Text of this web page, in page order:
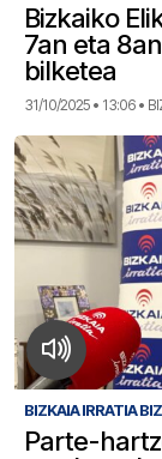
Bizkaiko
7an eta
bilketea
31/10/2025 • 13:06 •
BIZKAIA IRRATIA
Parte-